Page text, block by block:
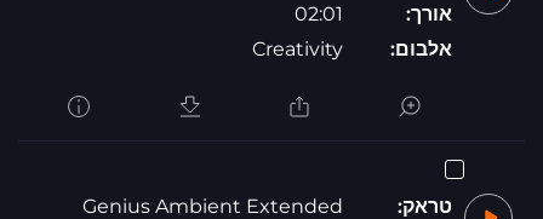
אורך:
02:01
אלבום:
Creativity
טראק:
Genius Ambient Extended